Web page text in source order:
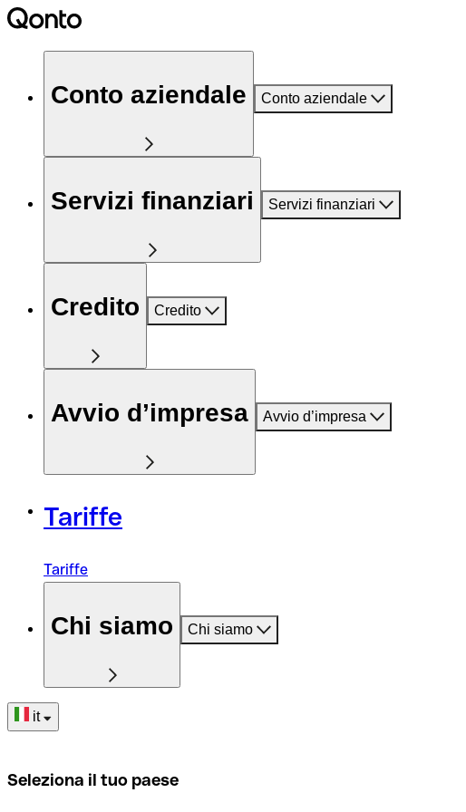
Conto aziendale Conto aziendale
Servizi finanziari Servizi finanziari
Credito Credito
Avvio d’impresa Avvio d’impresa
Tariffe
Tariffe
Chi siamo Chi siamo
it
Seleziona il tuo paese